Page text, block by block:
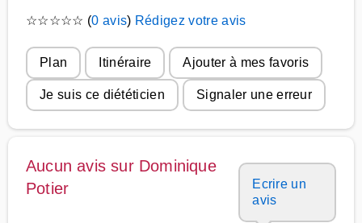
☆☆☆☆☆ (0 avis) Rédigez votre avis
Plan Itinéraire Ajouter à mes favoris
Je suis ce diététicien Signaler une erreur
Aucun avis sur Dominique
Potier
Ecrire un
avis